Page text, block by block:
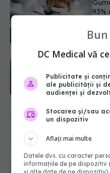
Câte
într-
URMĂREȘTE-NE
URMĂRITORI
DC Medical vă
Publicitate și
ale publicității și
audienței și
Stocarea și/sau
un dispozitiv
Aflați mai multe
Datele dvs. cu caracter
informațiile de pe dispozitiv